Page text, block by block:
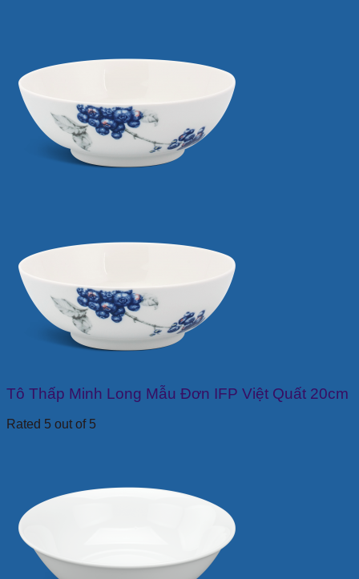
Tô Thấp Minh Long Mẫu Đơn IFP Việt Quất 20cm
Rated 5 out of 5